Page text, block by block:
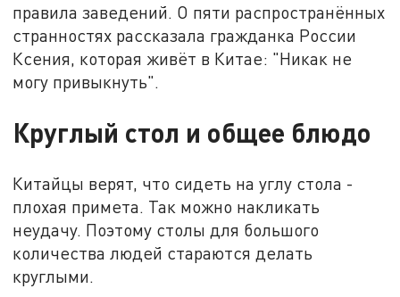
правила заведений. О пяти распространённых
странностях рассказала гражданка России
Ксения, которая живёт в Китае: "Никак не
могу привыкнуть".
Круглый стол и общее блюдо
Китайцы верят, что сидеть на углу стола -
плохая примета. Так можно накликать
неудачу. Поэтому столы для большого
количества людей стараются делать
круглыми.